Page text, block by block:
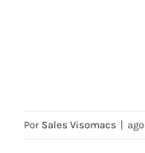
Por Sales Visomacs |